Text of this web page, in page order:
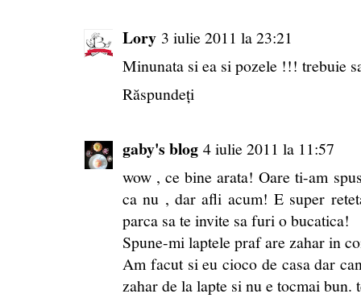
Lory 3 iulie 2011 la 23:21
Minunata si ea si pozele !!! trebuie
Răspundeți
gaby's blog 4 iulie 2011 la 11:57
wow , ce bine arata! Oare ti-am
ca nu , dar afli acum! E super
parca sa te invite sa furi o bucatica!
Spune-mi laptele praf are zahar in
Am facut si eu cioco de casa dar
zahar de la lapte si nu e tocmai bun.